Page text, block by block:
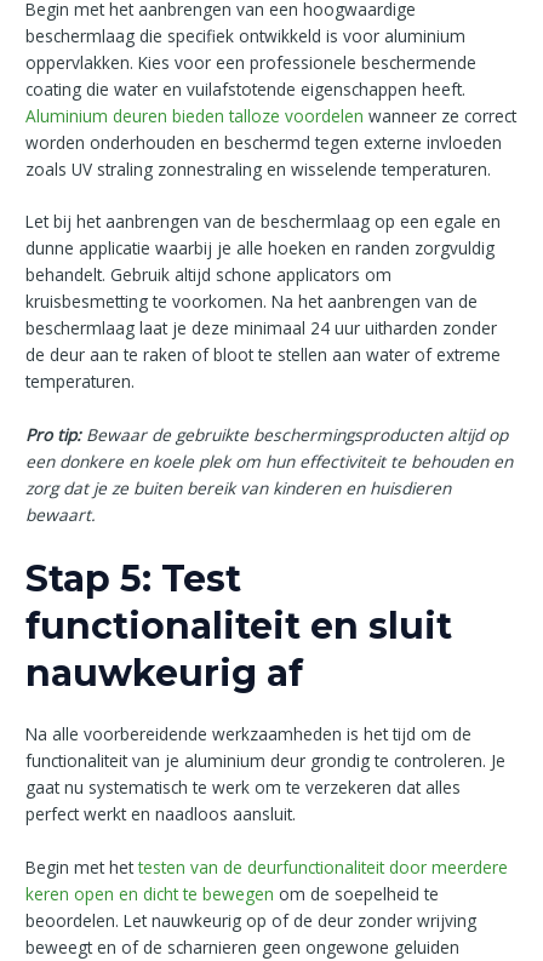
Begin met het aanbrengen van een hoogwaardige
beschermlaag die specifiek ontwikkeld is voor aluminium
oppervlakken. Kies voor een professionele beschermende
coating die water en vuilafstotende eigenschappen heeft.
Aluminium deuren bieden talloze voordelen wanneer ze correct
worden onderhouden en beschermd tegen externe invloeden
zoals UV straling zonnestraling en wisselende temperaturen.
Let bij het aanbrengen van de beschermlaag op een egale en
dunne applicatie waarbij je alle hoeken en randen zorgvuldig
behandelt. Gebruik altijd schone applicators om
kruisbesmetting te voorkomen. Na het aanbrengen van de
beschermlaag laat je deze minimaal 24 uur uitharden zonder
de deur aan te raken of bloot te stellen aan water of extreme
temperaturen.
Pro tip: Bewaar de gebruikte beschermingsproducten altijd op
een donkere en koele plek om hun effectiviteit te behouden en
zorg dat je ze buiten bereik van kinderen en huisdieren
bewaart.
Stap 5: Test
functionaliteit en sluit
nauwkeurig af
Na alle voorbereidende werkzaamheden is het tijd om de
functionaliteit van je aluminium deur grondig te controleren. Je
gaat nu systematisch te werk om te verzekeren dat alles
perfect werkt en naadloos aansluit.
Begin met hettesten van de deurfunctionaliteit door meerdere
keren open en dicht te bewegen om de soepelheid te
beoordelen. Let nauwkeurig op of de deur zonder wrijving
beweegt en of de scharnieren geen ongewone geluiden